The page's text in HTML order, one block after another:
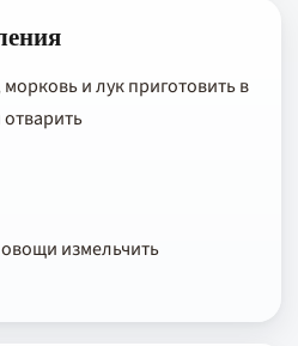
и лук приготовить в
измельчить